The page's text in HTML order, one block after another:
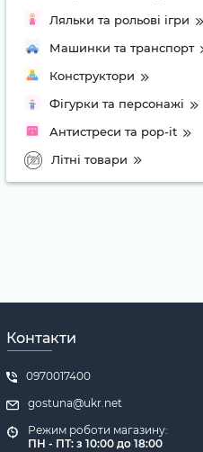
Ляльки та рольові ігри
Машинки та транспорт
Конструктори
Фігурки та персонажі
Антистреси та pop-it
Літні товари
Контакти
0970017400
gostuna@ukr.net
Режим роботи магазину:
ПН - ПТ: з 10:00 до 18:00